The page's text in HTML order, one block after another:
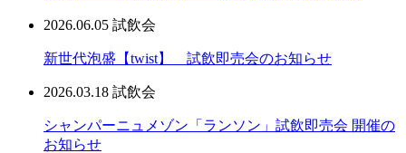
2026.06.05 試飲会
新世代泡盛【twist】 試飲即売会のお知らせ
2026.03.18 試飲会
シャンパーニュメゾン「ランソン」試飲即売会 開催の
お知らせ